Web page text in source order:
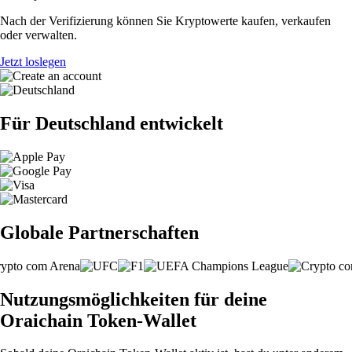
Nach der Verifizierung können Sie Kryptowerte kaufen, verkaufen
oder verwalten.
Jetzt loslegen
Für Deutschland entwickelt
Globale Partnerschaften
Nutzungsmöglichkeiten für deine
Oraichain Token-Wallet